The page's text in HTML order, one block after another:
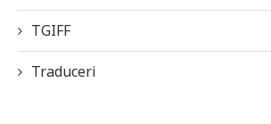
TGIFF
Traduceri